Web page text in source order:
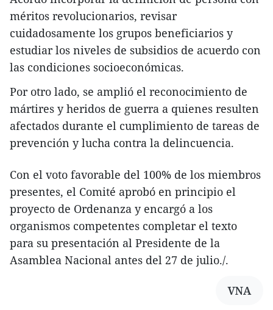
méritos revolucionarios, revisar
cuidadosamente los grupos beneficiarios y
estudiar los niveles de subsidios de acuerdo con
las condiciones socioeconómicas.
Por otro lado, se amplió el reconocimiento de
mártires y heridos de guerra a quienes resulten
afectados durante el cumplimiento de tareas de
prevención y lucha contra la delincuencia.
Con el voto favorable del 100% de los miembros
presentes, el Comité aprobó en principio el
proyecto de Ordenanza y encargó a los
organismos competentes completar el texto
para su presentación al Presidente de la
Asamblea Nacional antes del 27 de julio./.
VNA